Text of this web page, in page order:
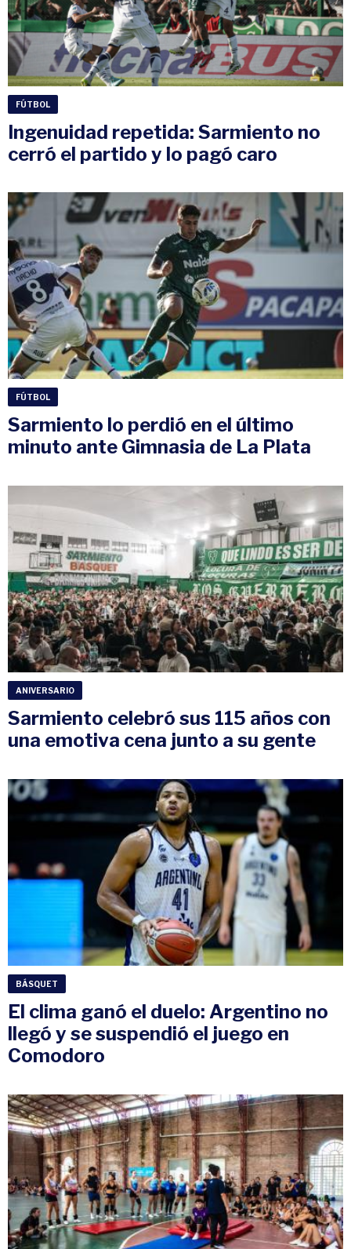
FÚTBOL
Ingenuidad repetida: Sarmiento no
cerró el partido y lo pagó caro
FÚTBOL
Sarmiento lo perdió en el último
minuto ante Gimnasia de La Plata
ANIVERSARIO
Sarmiento celebró sus 115 años con
una emotiva cena junto a su gente
BÁSQUET
El clima ganó el duelo: Argentino no
llegó y se suspendió el juego en
Comodoro